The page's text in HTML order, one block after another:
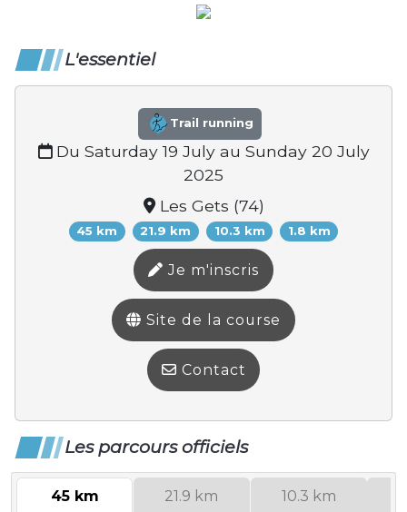
L'essentiel
Trail running
Du Saturday 19 July au Sunday 20 July
2025
Les Gets (74)
45 km 21.9 km 10.3 km 1.8 km
Je m'inscris
Site de la course
Contact
Les parcours officiels
45 km 21.9 km 10.3 km